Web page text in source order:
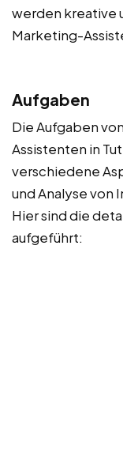
werden kreative
Marketing-
Aufgaben
Die Aufgaben
Assistenten in
verschiedene
und Analyse
Hier sind die
aufgeführt: